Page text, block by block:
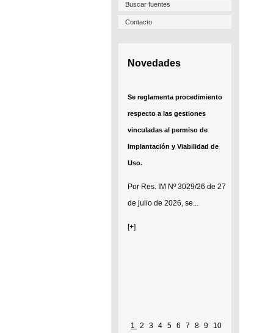
Buscar fuentes
Contacto
Novedades
Se reglamenta procedimiento
respecto a las gestiones
vinculadas al permiso de
Implantación y Viabilidad de
Uso.
Por Res. IM Nº 3029/26 de 27
de julio de 2026, se...
[+]
1 2 3 4 5 6 7 8 9 10